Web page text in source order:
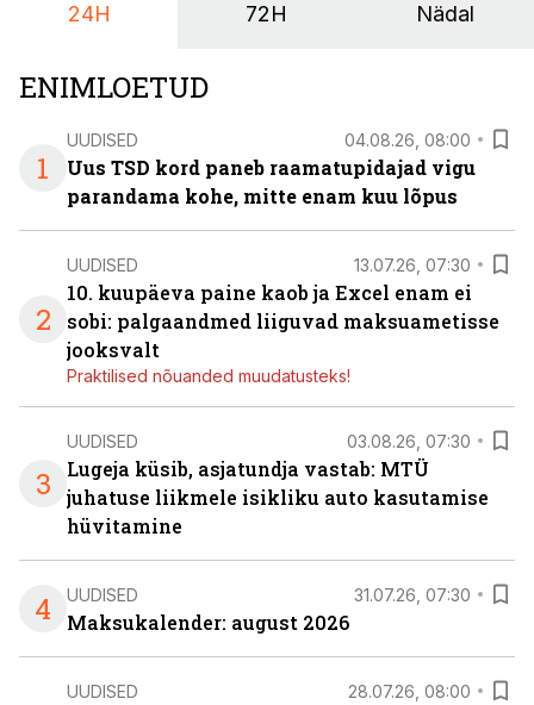
24H 72H Nädal
ENIMLOETUD
1
UUDISED 04.08.26, 08:00
Uus TSD kord paneb raamatupidajad vigu
parandama kohe, mitte enam kuu lõpus
2
UUDISED 13.07.26, 07:30
10. kuupäeva paine kaob ja Excel enam ei
sobi: palgaandmed liiguvad maksuametisse
jooksvalt
Praktilised nõuanded muudatusteks!
3
UUDISED 03.08.26, 07:30
Lugeja küsib, asjatundja vastab: MTÜ
juhatuse liikmele isikliku auto kasutamise
hüvitamine
4 UUDISED 31.07.26, 07:30
Maksukalender: august 2026
UUDISED 28.07.26, 08:00